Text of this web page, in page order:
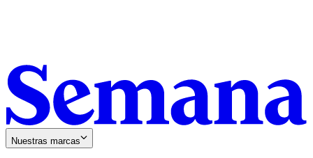
Nuestras marcas